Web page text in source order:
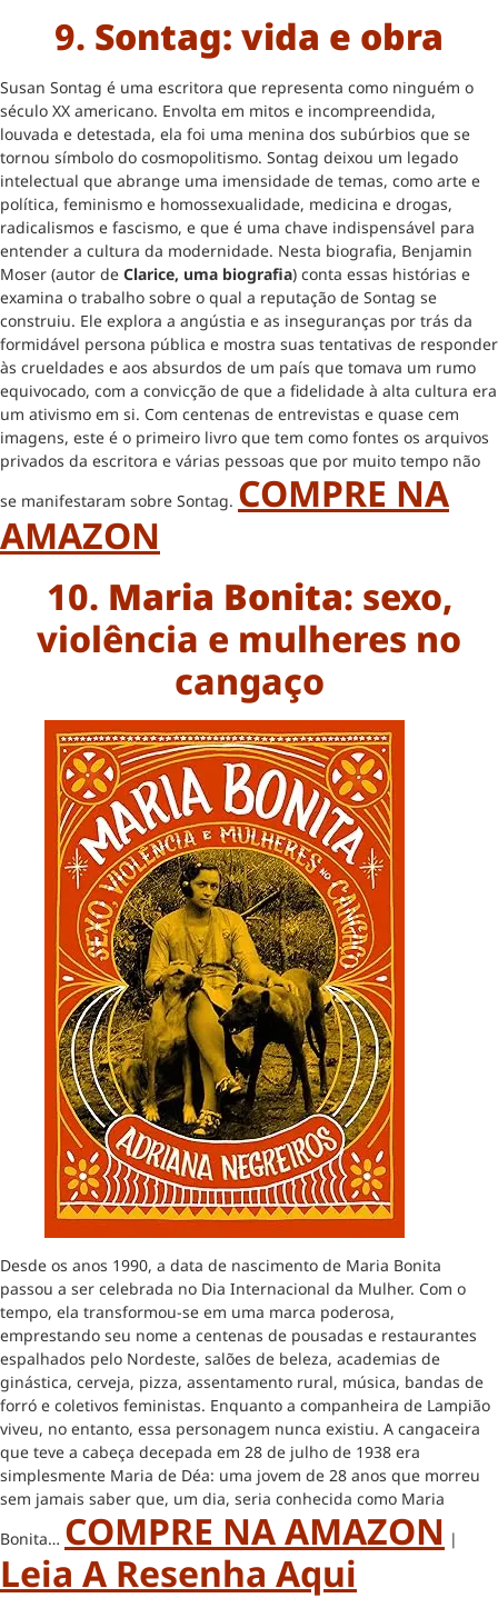
9. Sontag: vida e obra
Susan Sontag é uma escritora que representa como ninguém o
século XX americano. Envolta em mitos e incompreendida,
louvada e detestada, ela foi uma menina dos subúrbios que se
tornou símbolo do cosmopolitismo. Sontag deixou um legado
intelectual que abrange uma imensidade de temas, como arte e
política, feminismo e homossexualidade, medicina e drogas,
radicalismos e fascismo, e que é uma chave indispensável para
entender a cultura da modernidade. Nesta biografia, Benjamin
Moser (autor de Clarice, uma biografia) conta essas histórias e
examina o trabalho sobre o qual a reputação de Sontag se
construiu. Ele explora a angústia e as inseguranças por trás da
formidável persona pública e mostra suas tentativas de responder
às crueldades e aos absurdos de um país que tomava um rumo
equivocado, com a convicção de que a fidelidade à alta cultura era
um ativismo em si. Com centenas de entrevistas e quase cem
imagens, este é o primeiro livro que tem como fontes os arquivos
privados da escritora e várias pessoas que por muito tempo não
se manifestaram sobre Sontag. COMPRE NA
AMAZON
10. Maria Bonita: sexo,
violência e mulheres no
cangaço
Desde os anos 1990, a data de nascimento de Maria Bonita
passou a ser celebrada no Dia Internacional da Mulher. Com o
tempo, ela transformou-se em uma marca poderosa,
emprestando seu nome a centenas de pousadas e restaurantes
espalhados pelo Nordeste, salões de beleza, academias de
ginástica, cerveja, pizza, assentamento rural, música, bandas de
forró e coletivos feministas. Enquanto a companheira de Lampião
viveu, no entanto, essa personagem nunca existiu. A cangaceira
que teve a cabeça decepada em 28 de julho de 1938 era
simplesmente Maria de Déa: uma jovem de 28 anos que morreu
sem jamais saber que, um dia, seria conhecida como Maria
Bonita… COMPRE NA AMAZON |
Leia A Resenha Aqui